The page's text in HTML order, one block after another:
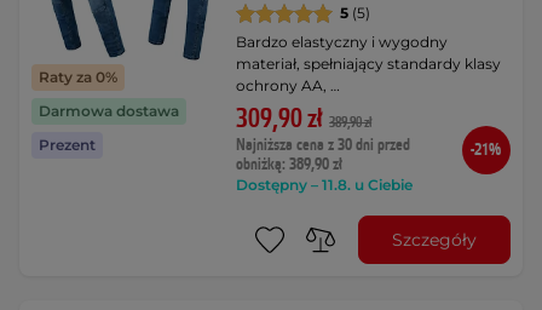
Raty za 0%
Darmowa dostawa
Prezent
5 (5)
Bardzo elastyczny i wygodny
materiał, spełniający standardy klasy
ochrony AA, …
309,90 zł 389,90 zł
Najniższa cena z 30 dni przed
obniżką: 389,90 zł
Dostępny – 11.8. u Ciebie
-21%
Szczegóły